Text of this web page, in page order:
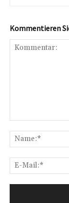
Kommentieren